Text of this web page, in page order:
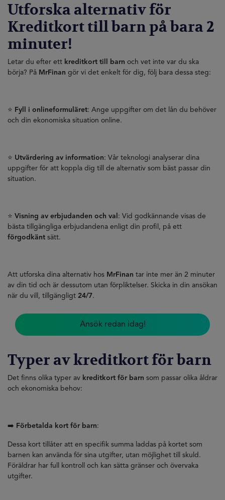
Utforska alternativ för
Kreditkort till barnpå bara 2
minuter!
Letar du efter ett kreditkort till barn och vet inte var du ska
börja? På MrFinan gör vi det enkelt för dig, följ bara dessa steg:
⭐ Fyll i onlineformuläret: Ange uppgifter om det lån du behöver
och din ekonomiska situation online.
⭐ Utvärdering av information: Vår teknologi analyserar dina
uppgifter för att koppla dig till de alternativ som bäst passar din
situation.
⭐ Visning av erbjudanden och val : Vid godkännande visas de
bästa tillgängliga erbjudandena enligt din profil, på ett
förgodkänt sätt.
Att utforska dina alternativ hos MrFinan tar inte mer än 2 minuter
av din tid och är dessutom utan förpliktelser. Skicka in din ansökan
när du vill, tillgängligt 24/7.
Ansök redan idag!
Typer avkreditkort för barn
Det finns olika typer av kreditkort för barn som passar olika åldrar
och ekonomiska behov:
➡️ Förbetalda kort för barn:
Dessa kort tillåter att en specifik summa laddas på kortet som
barnen kan använda för sina utgifter, utan möjlighet till skuld.
Föräldrar har full kontroll och kan sätta gränser och övervaka
utgifter.